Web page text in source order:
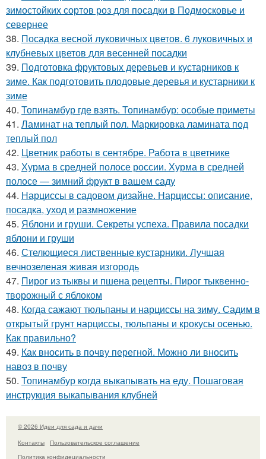
зимостойких сортов роз для посадки в Подмосковье и
севернее
38. Посадка весной луковичных цветов. 6 луковичных и
клубневых цветов для весенней посадки
39. Подготовка фруктовых деревьев и кустарников к
зиме. Как подготовить плодовые деревья и кустарники к
зиме
40. Топинамбур где взять. Топинамбур: особые приметы
41. Ламинат на теплый пол. Маркировка ламината под
теплый пол
42. Цветник работы в сентябре. Работа в цветнике
43. Хурма в средней полосе россии. Хурма в средней
полосе — зимний фрукт в вашем саду
44. Нарциссы в садовом дизайне. Нарциссы: описание,
посадка, уход и размножение
45. Яблони и груши. Секреты успеха. Правила посадки
яблони и груши
46. Стелющиеся лиственные кустарники. Лучшая
вечнозеленая живая изгородь
47. Пирог из тыквы и пшена рецепты. Пирог тыквенно-
творожный с яблоком
48. Когда сажают тюльпаны и нарциссы на зиму. Садим в
открытый грунт нарциссы, тюльпаны и крокусы осенью.
Как правильно?
49. Как вносить в почву перегной. Можно ли вносить
навоз в почву
50. Топинамбур когда выкапывать на еду. Пошаговая
инструкция выкапывания клубней
© 2026 Идеи для сада и дачи
Контакты
Пользовательское соглашение
Политика конфидециальности